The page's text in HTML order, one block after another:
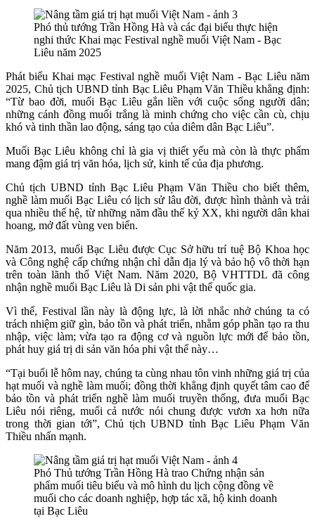
Phó thủ tướng Trần Hồng Hà và các đại biểu thực hiện
nghi thức Khai mạc Festival nghề muối Việt Nam - Bạc
Liêu năm 2025
Phát biểu Khai mạc Festival nghề muối Việt Nam - Bạc Liêu năm
2025, Chủ tịch UBND tỉnh Bạc Liêu Phạm Văn Thiều khẳng định:
“Từ bao đời, muối Bạc Liêu gắn liền với cuộc sống người dân;
những cánh đồng muối trắng là minh chứng cho việc cần cù, chịu
khó và tinh thần lao động, sáng tạo của diêm dân Bạc Liêu”.
Muối Bạc Liêu không chỉ là gia vị thiết yếu mà còn là thực phẩm
mang đậm giá trị văn hóa, lịch sử, kinh tế của địa phương.
Chủ tịch UBND tỉnh Bạc Liêu Phạm Văn Thiều cho biết thêm,
nghề làm muối Bạc Liêu có lịch sử lâu đời, được hình thành và trải
qua nhiều thế hệ, từ những năm đầu thế kỷ XX, khi người dân khai
hoang, mở đất vùng ven biển.
Năm 2013, muối Bạc Liêu được Cục Sở hữu trí tuệ Bộ Khoa học
và Công nghệ cấp chứng nhận chỉ dẫn địa lý và bảo hộ vô thời hạn
trên toàn lãnh thổ Việt Nam. Năm 2020, Bộ VHTTDL đã công
nhận nghề muối Bạc Liêu là Di sản phi vật thể quốc gia.
Vì thế, Festival lần này là động lực, là lời nhắc nhở chúng ta có
trách nhiệm giữ gìn, bảo tồn và phát triển, nhằm góp phần tạo ra thu
nhập, việc làm; vừa tạo ra động cơ và nguồn lực mới để bảo tồn,
phát huy giá trị di sản văn hóa phi vật thể này…
“Tại buổi lễ hôm nay, chúng ta cùng nhau tôn vinh những giá trị của
hạt muối và nghề làm muối; đồng thời khẳng định quyết tâm cao để
bảo tồn và phát triển nghề làm muối truyền thống, đưa muối Bạc
Liêu nói riêng, muối cả nước nói chung được vươn xa hơn nữa
trong thời gian tới”, Chủ tịch UBND tỉnh Bạc Liêu Phạm Văn
Thiều nhấn mạnh.
Phó Thủ tướng Trần Hồng Hà trao Chứng nhận sản
phẩm muối tiêu biểu và mô hình du lịch cộng đồng về
muối cho các doanh nghiệp, hợp tác xã, hộ kinh doanh
tại Bạc Liêu